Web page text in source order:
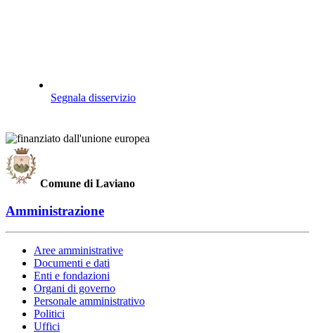
Segnala disservizio
Comune di Laviano
Amministrazione
Aree amministrative
Documenti e dati
Enti e fondazioni
Organi di governo
Personale amministrativo
Politici
Uffici